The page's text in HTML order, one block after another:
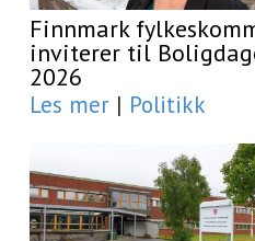
Finnmark
inviterer til
2026
Les mer | Politikk